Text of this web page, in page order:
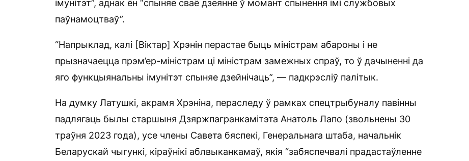
імунітэт”, аднак ён “спыняе сваё дзеянне ў момант спынення імі службовых
паўнамоцтваў”.
“Напрыклад, калі [Віктар] Хрэнін перастае быць міністрам абароны і не
прызначаецца прэм’ер-міністрам ці міністрам замежных спраў, то ў дачыненні да
яго функцыянальны імунітэт спыняе дзейнічаць”, — падкрэсліў палітык.
На думку Латушкі, акрамя Хрэніна, пераследу ў рамках спецтрыбуналу павінны
падлягаць былы старшыня Дзяржпагранкамітэта Анатоль Лапо (звольнены 30
траўня 2023 года), усе члены Савета бяспекі, Генеральнага штаба, начальнік
Беларускай чыгункі, кіраўнікі аблвыканкамаў, якія “забяспечвалі прадастаўленне